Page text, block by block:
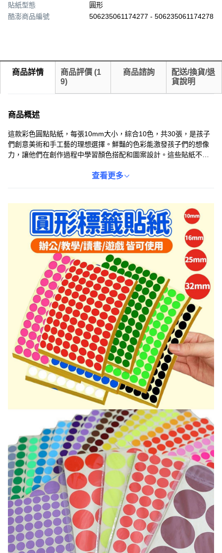
貼紙型態
圓形
酷澎商品編號
506235061174277 - 506235061174278
商品詳情 商品評價 (1
9)
商品諮詢
配送/換貨/退
貨說明
商品概述
這款彩色圓點貼紙，每張10mm大小，綜合10色，共30張，是孩子
們創意美術和手工藝的理想選擇。鮮豔的色彩能激發孩子們的想像
力，讓他們在創作過程中學習顏色搭配和圖案設計。這些貼紙不僅
調能力和精細動作技能。高品質的黏性確保貼紙不易脫落，讓孩子
查看更多